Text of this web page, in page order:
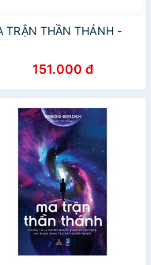
TRẬN THẦN THÁNH -
151.000 đ